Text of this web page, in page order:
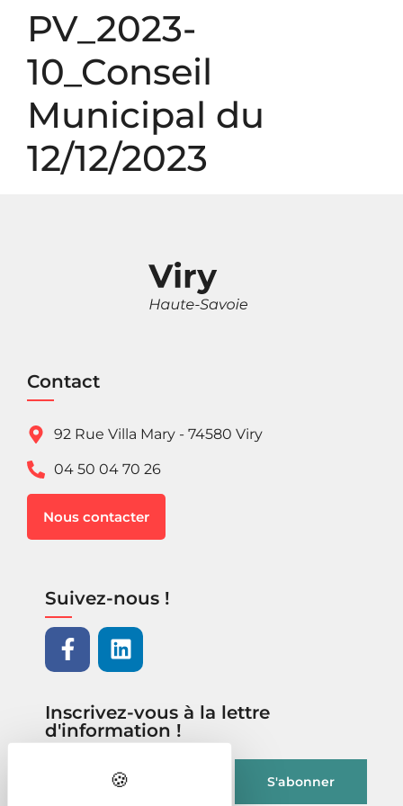
PV_2023-
10_Conseil
Municipal du
12/12/2023
Contact
92 Rue Villa Mary - 74580 Viry
04 50 04 70 26
Nous contacter
Suivez-nous !
Inscrivez-vous à la lettre
d'information !